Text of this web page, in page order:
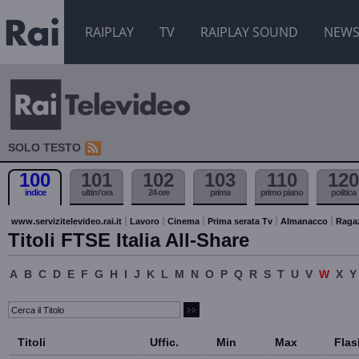
RAIPLAY TV RAIPLAY SOUND NEWS
SOLO TESTO
100
indice
101
ultim'ora
102
24 ore
103
prima
110
primo piano
120
politica
www.servizitelevideo.rai.it Lavoro Cinema Prima serata Tv Almanacco
Titoli FTSE Italia All-Share
A B C D E F G H I J K L M N O P Q R S T U V W X Y
Titoli Uffic. Min Max